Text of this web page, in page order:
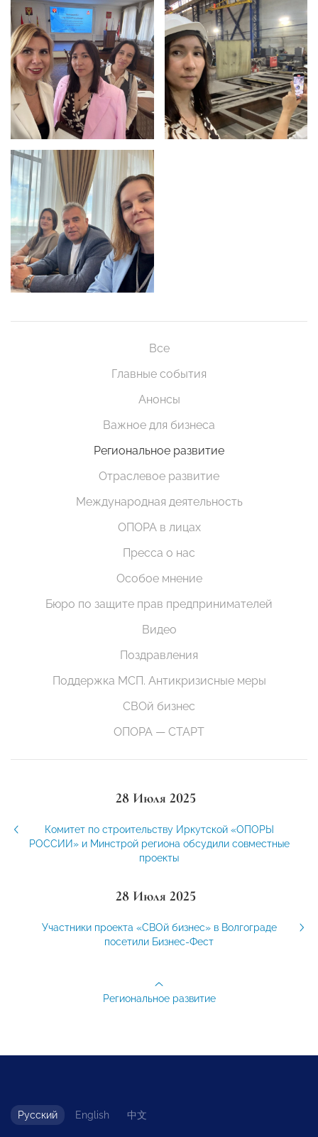
Все
Главные события
Анонсы
Важное для бизнеса
Региональное развитие
Отраслевое развитие
Международная деятельность
ОПОРА в лицах
Пресса о нас
Особое мнение
Бюро по защите прав предпринимателей
Видео
Поздравления
Поддержка МСП. Антикризисные меры
СВОй бизнес
ОПОРА — СТАРТ
28 Июля 2025
Комитет по строительству Иркутской «ОПОРЫ
РОССИИ» и Минстрой региона обсудили совместные
проекты
28 Июля 2025
Участники проекта «СВОй бизнес» в Волгограде
посетили Бизнес-Фест
Региональное развитие
Русский English 中文